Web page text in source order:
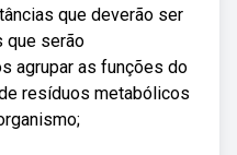
que deverão ser
que serão
agrupar as funções do
resíduos metabólicos